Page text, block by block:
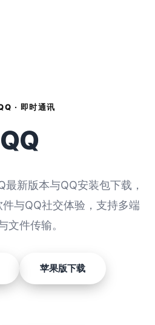
· 即时通讯
QQ
最新版本与QQ安装包下载，
与QQ社交体验，支持多端
文件传输。
苹果版下载